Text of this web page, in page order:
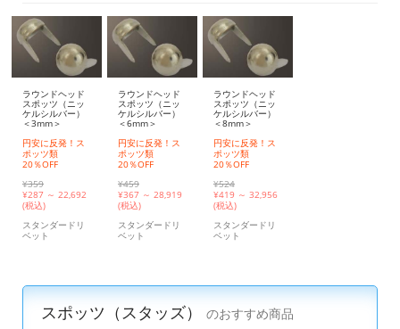
ラウンドヘッド
スポッツ（ニッ
ケルシルバー）
＜3mm＞
円安に反発！ス
ポッツ類
20％OFF
¥359
¥287 ～ 22,692
(税込)
スタンダードリ
ベット
ラウンドヘッド
スポッツ（ニッ
ケルシルバー）
＜6mm＞
円安に反発！ス
ポッツ類
20％OFF
¥459
¥367 ～ 28,919
(税込)
スタンダードリ
ベット
ラウンドヘッド
スポッツ（ニッ
ケルシルバー）
＜8mm＞
円安に反発！ス
ポッツ類
20％OFF
¥524
¥419 ～ 32,956
(税込)
スタンダードリ
ベット
スポッツ（スタッズ）
のおすすめ商品